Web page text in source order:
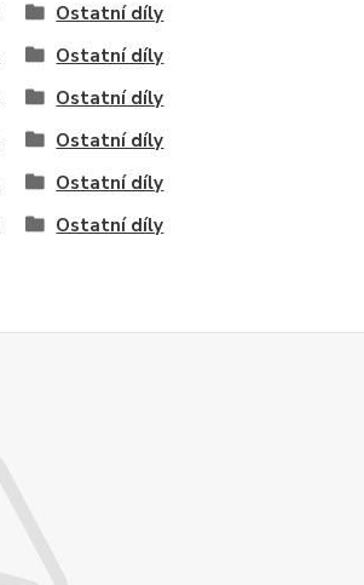
Ostatní díly
Ostatní díly
Ostatní díly
Ostatní díly
Ostatní díly
Ostatní díly